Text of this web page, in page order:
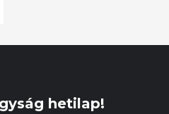
hetilap!